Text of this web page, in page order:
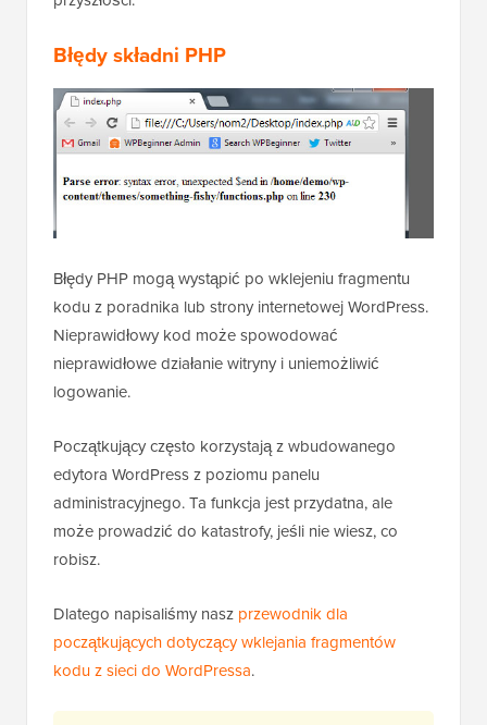
Błędy składni PHP
Błędy PHP mogą wystąpić po wklejeniu fragmentu
kodu z poradnika lub strony internetowej WordPress.
Nieprawidłowy kod może spowodować
nieprawidłowe działanie witryny i uniemożliwić
logowanie.
Początkujący często korzystają z wbudowanego
edytora WordPress z poziomu panelu
administracyjnego. Ta funkcja jest przydatna, ale
może prowadzić do katastrofy, jeśli nie wiesz, co
robisz.
Dlatego napisaliśmy nasz przewodnik dla
początkujących dotyczący wklejania fragmentów
kodu z sieci do WordPressa.